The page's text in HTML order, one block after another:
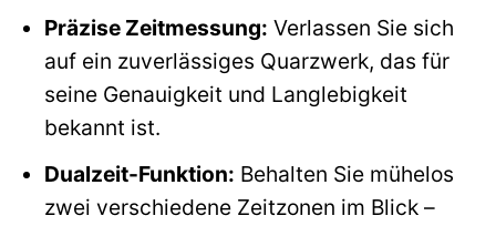
Präzise Zeitmessung: Verlassen Sie sich
auf ein zuverlässiges Quarzwerk, das für
seine Genauigkeit und Langlebigkeit
bekannt ist.
Dualzeit-Funktion: Behalten Sie mühelos
zwei verschiedene Zeitzonen im Blick –